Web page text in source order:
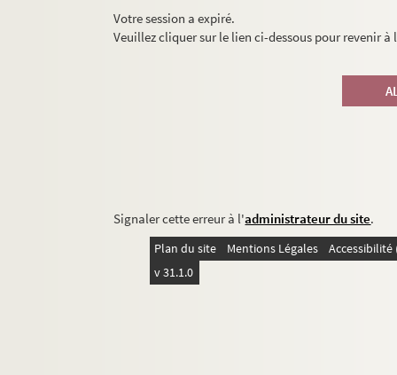
Votre session a expiré.
Veuillez cliquer sur le lien ci-dessous pour revenir
Signaler cette erreur à l'administrateur du site.
Plan du site Mentions Légales
v 31.1.0